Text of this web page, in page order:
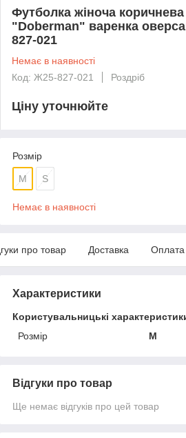
Футболка жіноча коричнева
"Doberman" варенка
827-021
Немає в наявності
Код: Ж25-827-021
Роздріб
Ціну уточнюйте
Розмір
M S
Немає в наявності
про товар Доставка Оплата
Характеристики
Користувальницькі
Розмір
M
Відгуки про товар
Ще немає відгуків про цей товар